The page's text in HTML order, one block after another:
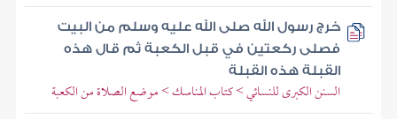
خرج رسول الله صلى الله عليه وسلم من البيت
فصلى ركعتين في قبل الكعبة ثم قال هذه
القبلة هذه القبلة
السنن الكبرى للنسائي > كتاب المناسك > موضع الصلاة من الكعبة